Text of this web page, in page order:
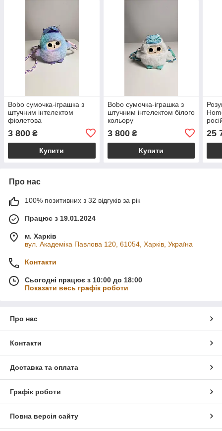
Bobo сумочка-іграшка з
штучним інтелектом
фіолетова
3 800 ₴
Купити
Bobo сумочка-іграшка з
штучним інтелектом білого
кольору
3 800₴
Купити
25
Про нас
100% позитивних з 32 відгуків за рік
Працює з 19.01.2024
м. Харків
вул. Академіка Павлова 120, 61054, Харків, Україна
Контакти
Сьогодні працює з 10:00 до 18:00
Показати весь графік роботи
Про нас
Контакти
Доставка та оплата
Графік роботи
Повна версія сайту